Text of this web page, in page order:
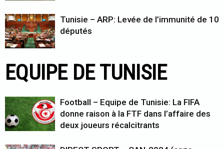
Tunisie – ARP: Levée de l’immunité de 10
députés
EQUIPE DE TUNISIE
Football – Equipe de Tunisie: La FIFA
donne raison à la FTF dans l’affaire des
deux joueurs récalcitrants